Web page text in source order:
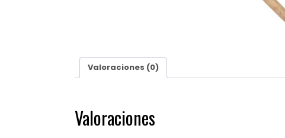
Valoraciones (0)
Valoraciones